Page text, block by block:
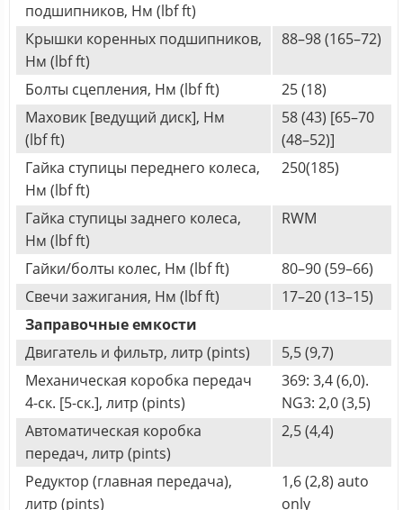
подшипников, Нм (lbf ft)
Крышки коренных подшипников,
Нм (lbf ft)
88–98 (165–72)
Болты сцепления, Нм (lbf ft)
25 (18)
Маховик [ведущий диск], Нм
(lbf ft)
58 (43) [65–70
(48–52)]
Гайка ступицы переднего колеса,
Нм (lbf ft)
250(185)
Гайка ступицы заднего колеса,
Нм (lbf ft)
RWM
Гайки/болты колес, Нм (lbf ft)
80–90 (59–66)
Свечи зажигания, Нм (lbf ft)
17–20 (13–15)
Заправочные емкости
Двигатель и фильтр, литр (pints)
5,5 (9,7)
Механическая коробка передач
4-ск. [5-ск.], литр (pints)
369: 3,4 (6,0).
NG3: 2,0 (3,5)
Автоматическая коробка
передач, литр (pints)
2,5 (4,4)
Редуктор (главная передача),
литр (pints)
1,6 (2,8) auto
only